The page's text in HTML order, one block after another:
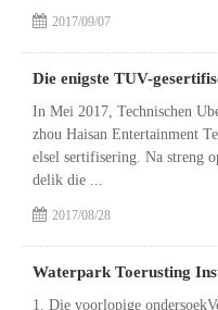
2017/09/07
2017/08/28
In Mei 2017, Technischen
zhou Haisan Entertainment
elsel sertifisering. Na streng
delik die ...
Waterpark Toerusting
1. Die voorlopige